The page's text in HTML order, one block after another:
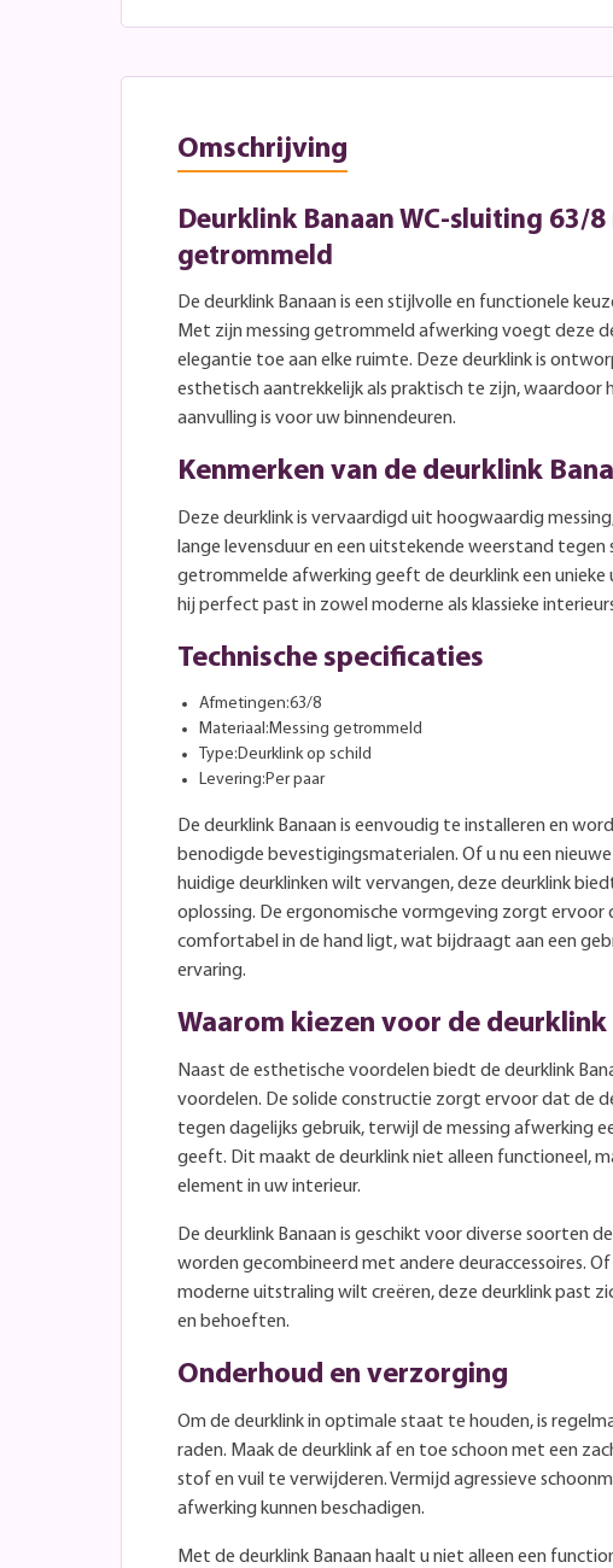
Omschrijving
Deurklink Banaan WC-sluiting 63/8
getrommeld
De deurklink Banaan is een stijlvolle en functionele
Met zijn messing getrommeld afwerking voegt deze
elegantie toe aan elke ruimte. Deze deurklink is
esthetisch aantrekkelijk als praktisch te zijn, waardoor
aanvulling is voor uw binnendeuren.
Kenmerken van de deurklink
Deze deurklink is vervaardigd uit hoogwaardig
lange levensduur en een uitstekende weerstand tegen
getrommelde afwerking geeft de deurklink een
hij perfect past in zowel moderne als klassieke
Technische specificaties
Afmetingen:63/8
Materiaal:Messing getrommeld
Type:Deurklink op schild
Levering:Per paar
De deurklink Banaan is eenvoudig te installeren en
benodigde bevestigingsmaterialen. Of u nu een
huidige deurklinken wilt vervangen, deze deurklink
oplossing. De ergonomische vormgeving zorgt ervoor
comfortabel in de hand ligt, wat bijdraagt aan een
ervaring.
Waarom kiezen voor de deurklink
Naast de esthetische voordelen biedt de deurklink
voordelen. De solide constructie zorgt ervoor dat de
tegen dagelijks gebruik, terwijl de messing afwerking
geeft. Dit maakt de deurklink niet alleen functioneel,
element in uw interieur.
De deurklink Banaan is geschikt voor diverse soorten
worden gecombineerd met andere deuraccessoires. Of
moderne uitstraling wilt creëren, deze deurklink past
en behoeften.
Onderhoud en verzorging
Om de deurklink in optimale staat te houden, is
raden. Maak de deurklink af en toe schoon met een
stof en vuil te verwijderen. Vermijd agressieve
afwerking kunnen beschadigen.
Met de deurklink Banaan haalt u niet alleen een